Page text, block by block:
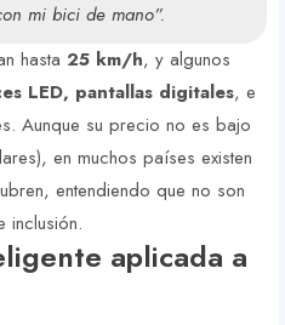
mi bici de mano”.
hasta 25 km/h, y algunos
LED, pantallas digitales, e
Aunque su precio no es bajo
en muchos países existen
entendiendo que no son
inclusión.
aplicada a